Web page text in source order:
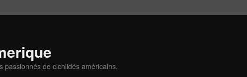
passionnés de cichlidés américains.